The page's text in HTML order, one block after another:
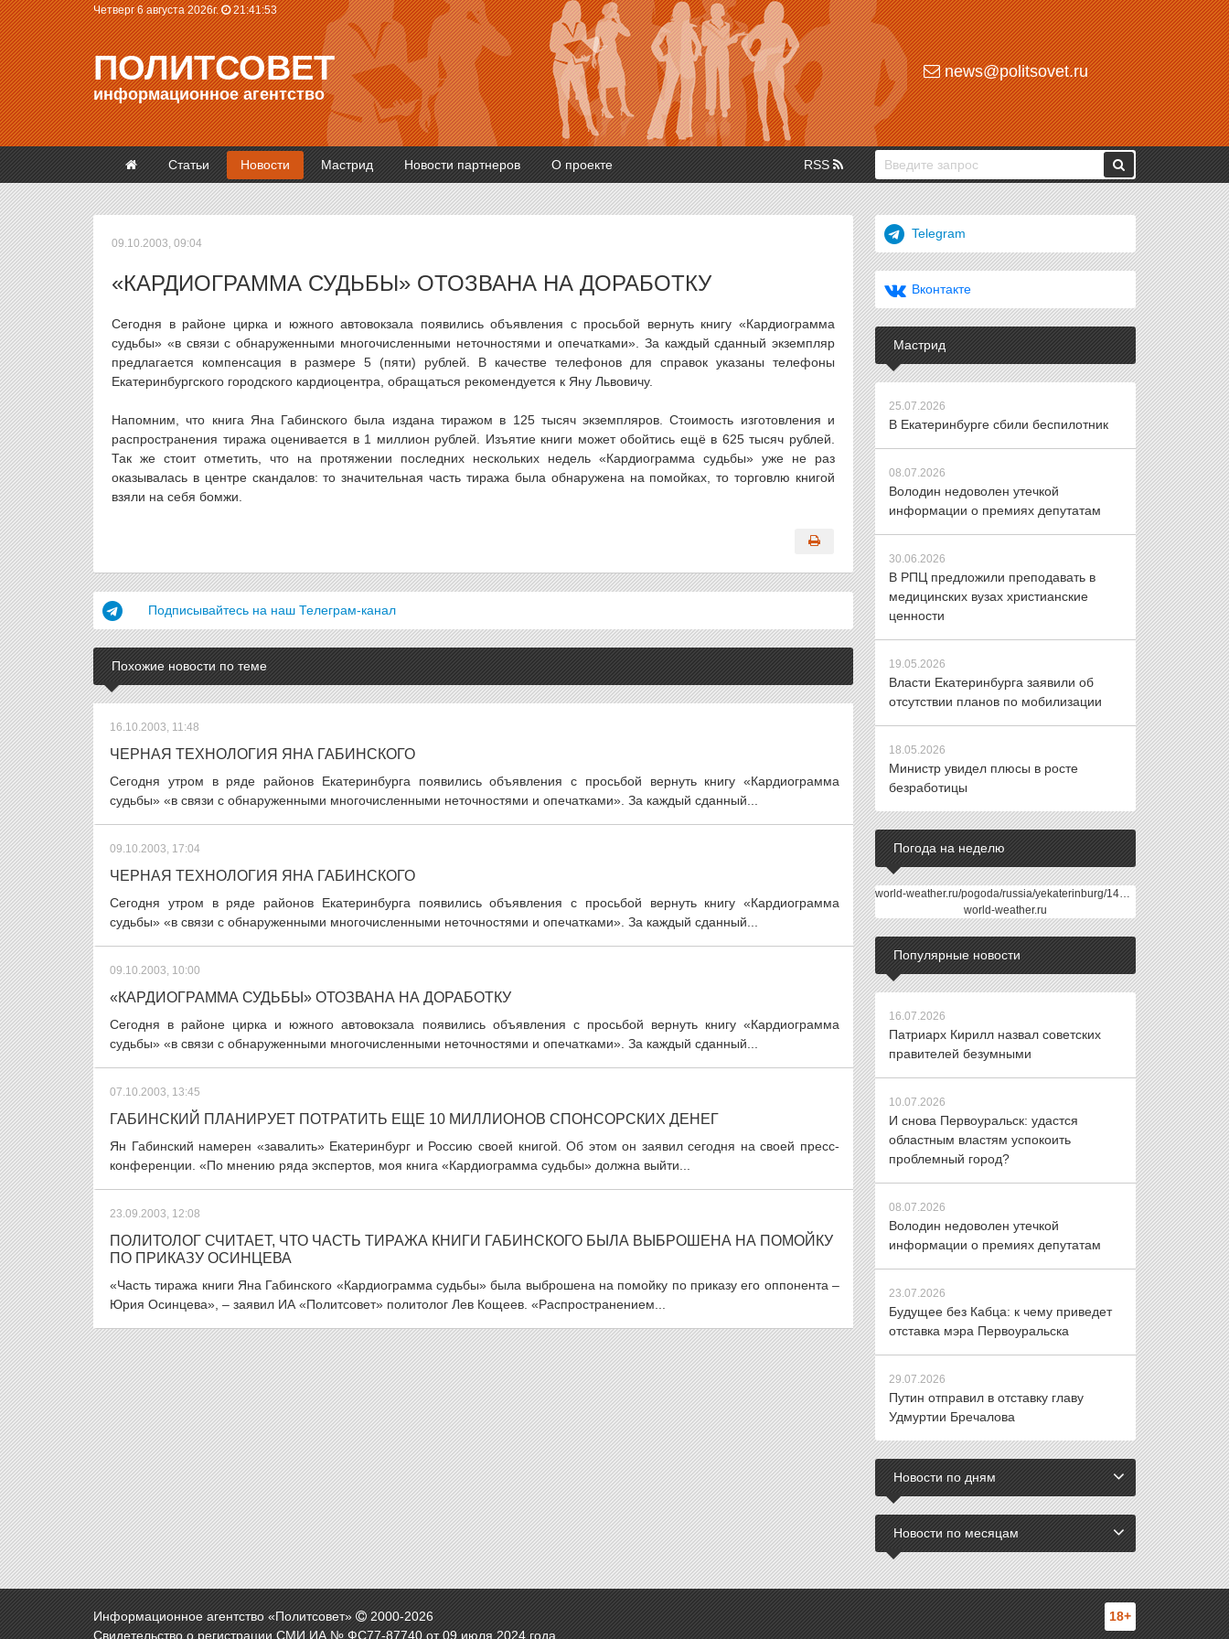
Четверг 6 августа 2026г. 21:41:53
ПОЛИТСОВЕТ
информационное агентство
news@politsovet.ru
Статьи Новости Мастрид Новости партнеров О проекте RSS
09.10.2003, 09:04
«КАРДИОГРАММА СУДЬБЫ» ОТОЗВАНА НА ДОРАБОТКУ
Сегодня в районе цирка и южного автовокзала появились объявления с просьбой вернуть книгу «Кардиограмма
судьбы» «в связи с обнаруженными многочисленными неточностями и опечатками». За каждый сданный экземпляр
предлагается компенсация в размере 5 (пяти) рублей. В качестве телефонов для справок указаны телефоны
Екатеринбургского городского кардиоцентра, обращаться рекомендуется к Яну Львовичу.
Напомним, что книга Яна Габинского была издана тиражом в 125 тысяч экземпляров. Стоимость изготовления и
распространения тиража оценивается в 1 миллион рублей. Изъятие книги может обойтись ещё в 625 тысяч рублей.
Так же стоит отметить, что на протяжении последних нескольких недель «Кардиограмма судьбы» уже не раз
оказывалась в центре скандалов: то значительная часть тиража была обнаружена на помойках, то торговлю книгой
взяли на себя бомжи.
Подписывайтесь на наш Телеграм-канал
Похожие новости по теме
16.10.2003, 11:48
ЧЕРНАЯ ТЕХНОЛОГИЯ ЯНА ГАБИНСКОГО
Сегодня утром в ряде районов Екатеринбурга появились объявления с просьбой вернуть книгу «Кардиограмма
судьбы» «в связи с обнаруженными многочисленными неточностями и опечатками». За каждый сданный...
09.10.2003, 17:04
ЧЕРНАЯ ТЕХНОЛОГИЯ ЯНА ГАБИНСКОГО
Сегодня утром в ряде районов Екатеринбурга появились объявления с просьбой вернуть книгу «Кардиограмма
судьбы» «в связи с обнаруженными многочисленными неточностями и опечатками». За каждый сданный...
09.10.2003, 10:00
«КАРДИОГРАММА СУДЬБЫ» ОТОЗВАНА НА ДОРАБОТКУ
Сегодня в районе цирка и южного автовокзала появились объявления с просьбой вернуть книгу «Кардиограмма
судьбы» «в связи с обнаруженными многочисленными неточностями и опечатками». За каждый сданный...
07.10.2003, 13:45
ГАБИНСКИЙ ПЛАНИРУЕТ ПОТРАТИТЬ ЕЩЕ 10 МИЛЛИОНОВ СПОНСОРСКИХ ДЕНЕГ
Ян Габинский намерен «завалить» Екатеринбург и Россию своей книгой. Об этом он заявил сегодня на своей пресс-
конференции. «По мнению ряда экспертов, моя книга «Кардиограмма судьбы» должна выйти...
23.09.2003, 12:08
ПОЛИТОЛОГ СЧИТАЕТ, ЧТО ЧАСТЬ ТИРАЖА КНИГИ ГАБИНСКОГО БЫЛА ВЫБРОШЕНА НА ПОМОЙКУ
ПО ПРИКАЗУ ОСИНЦЕВА
«Часть тиража книги Яна Габинского «Кардиограмма судьбы» была выброшена на помойку по приказу его оппонента –
Юрия Осинцева», – заявил ИА «Политсовет» политолог Лев Кощеев. «Распространением...
Telegram
Вконтакте
Мастрид
25.07.2026
В Екатеринбурге сбили беспилотник
08.07.2026
Володин недоволен утечкой
информации о премиях депутатам
30.06.2026
В РПЦ предложили преподавать в
медицинских вузах христианские
ценности
19.05.2026
Власти Екатеринбурга заявили об
отсутствии планов по мобилизации
18.05.2026
Министр увидел плюсы в росте
безработицы
Погода на неделю
world-weather.ru/pogoda/russia/yekaterinburg/14days/
world-weather.ru
Популярные новости
16.07.2026
Патриарх Кирилл назвал советских
правителей безумными
10.07.2026
И снова Первоуральск: удастся
областным властям успокоить
проблемный город?
08.07.2026
Володин недоволен утечкой
информации о премиях депутатам
23.07.2026
Будущее без Кабца: к чему приведет
отставка мэра Первоуральска
29.07.2026
Путин отправил в отставку главу
Удмуртии Бречалова
Новости по дням
Новости по месяцам
Информационное агентство «Политсовет» 2000-2026
Свидетельство о регистрации СМИ ИА № ФС77-87740 от 09 июля 2024 года.
18+